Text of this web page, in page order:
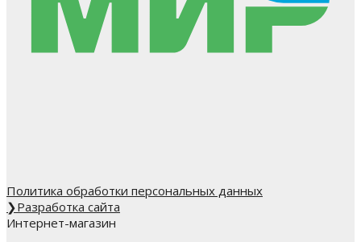
Политика обработки персональных данных
❯Разработка сайта
Интернет-магазин